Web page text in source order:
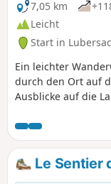
7,05 km
Leicht
Start in
Ein leichter
durch den Ort auf
Ausblicke auf die
Le Sentier